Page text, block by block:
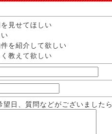
見せてほしい
を紹介して欲しい
教えて欲しい
日、質問などがございました